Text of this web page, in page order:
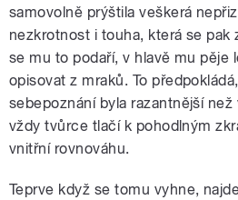
samovolně prýštila veškerá
nezkrotnost i touha, která se pak
se mu to podaří, v hlavě mu pěje
opisovat z mraků. To
sebepoznání byla razantnější
vždy tvůrce tlačí k pohodlným
vnitřní rovnováhu.
Teprve když se tomu vyhne,